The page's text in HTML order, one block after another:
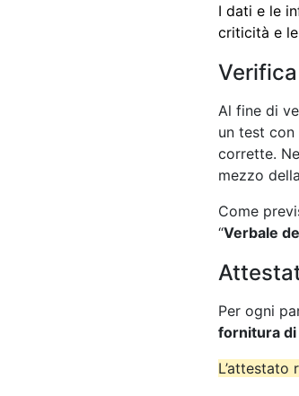
I dati e le
criticità e
Al fine di
un test con
corrette.
mezzo
Come
“Verbale
Per ogni
fornitura di
L’attestato